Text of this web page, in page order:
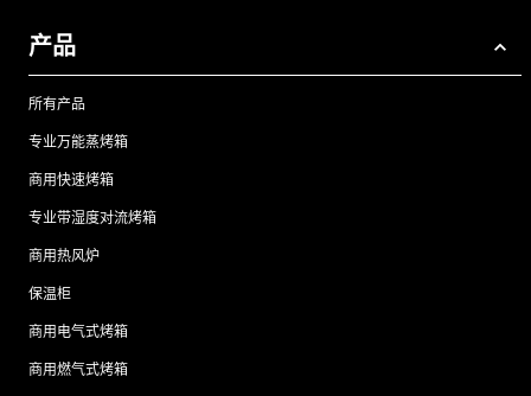
产品
所有产品
专业万能蒸烤箱
商用快速烤箱
专业带湿度对流烤箱
商用热风炉
保温柜
商用电气式烤箱
商用燃气式烤箱